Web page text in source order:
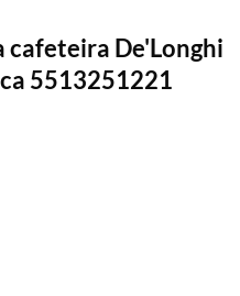
cafeteira De'Longhi
5513251221